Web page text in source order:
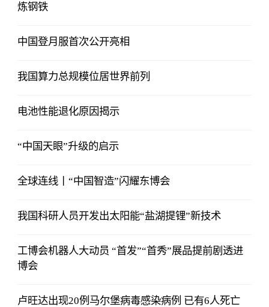
炼钢铁
中国登月服首次公开亮相
我国算力总规模位居世界前列
电池性能退化原因揭示
“中国天眼”升级的启示
全球连线丨“中国智造”闪耀东博会
我国科研人员开发出太阳能“盐湖提锂”新技术
工博会机器人大动员 “首发”“首秀”展品提前剧透进
博会
卢旺达出现20例马尔堡病毒感染病例 已有6人死亡